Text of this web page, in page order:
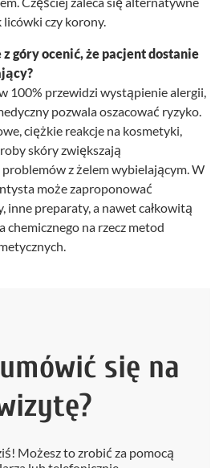
licówki czy korony.
góry ocenić, że pacjent dostanie
100% przewidzi wystąpienie alergii,
pozwala oszacować ryzyko.
ciężkie reakcje na kosmetyki,
skóry zwiększają
z żelem wybielającym. W
może zaproponować
inne preparaty, a nawet całkowitą
chemicznego na rzecz metod
się na
Możesz to zrobić za pomocą